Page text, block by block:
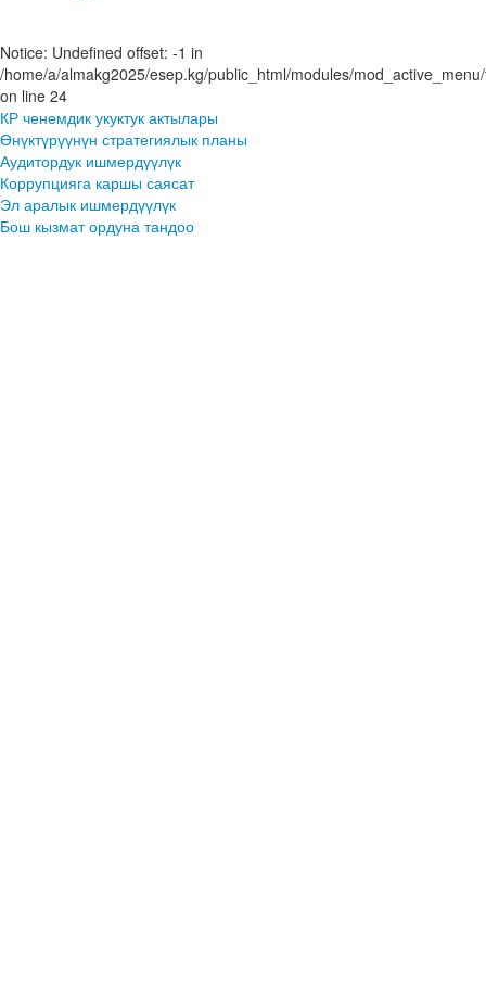
Notice: Undefined offset: -1 in
/home/a/almakg2025/esep.kg/public_html/modules/
on line 24
КР ченемдик укуктук актылары
Өнүктүрүүнүн стратегиялык планы
Аудитордук ишмердүүлүк
Коррупцияга каршы саясат
Эл аралык ишмердүүлүк
Бош кызмат ордуна тандоо